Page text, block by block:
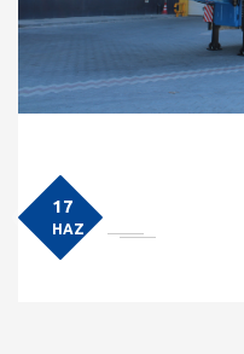
17
HAZ